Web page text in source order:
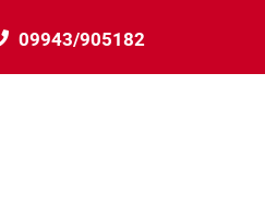
09943/905182